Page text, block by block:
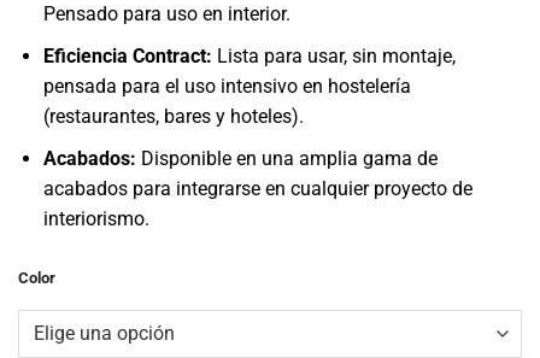
Pensado para uso en interior.
Eficiencia Contract: Lista para usar, sin montaje,
pensada para el uso intensivo en hostelería
(restaurantes, bares y hoteles).
Acabados: Disponible en una amplia gama de
acabados para integrarse en cualquier proyecto de
interiorismo.
Color